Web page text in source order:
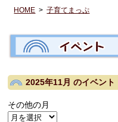
検
HOME >子育てまっぷ
2025年11月のイベント
その他の月